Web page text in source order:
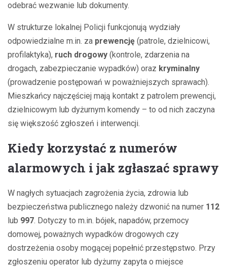
odebrać wezwanie lub dokumenty.
W strukturze lokalnej Policji funkcjonują wydziały
odpowiedzialne m.in. za prewencję (patrole, dzielnicowi,
profilaktyka), ruch drogowy (kontrole, zdarzenia na
drogach, zabezpieczanie wypadków) oraz kryminalny
(prowadzenie postępowań w poważniejszych sprawach).
Mieszkańcy najczęściej mają kontakt z patrolem prewencji,
dzielnicowym lub dyżurnym komendy – to od nich zaczyna
się większość zgłoszeń i interwencji.
Kiedy korzystać z numerów
alarmowych i jak zgłaszać sprawy
W nagłych sytuacjach zagrożenia życia, zdrowia lub
bezpieczeństwa publicznego należy dzwonić na numer 112
lub 997. Dotyczy to m.in. bójek, napadów, przemocy
domowej, poważnych wypadków drogowych czy
dostrzeżenia osoby mogącej popełnić przestępstwo. Przy
zgłoszeniu operator lub dyżurny zapyta o miejsce